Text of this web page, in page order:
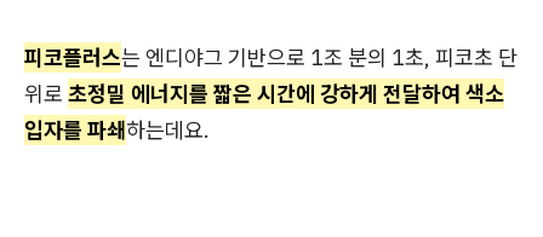
피코플러스는 엔디야그 기반으로 1조 분의 1초, 피코초 단
위로 초정밀 에너지를 짧은 시간에 강하게 전달하여 색소
입자를 파쇄하는데요.